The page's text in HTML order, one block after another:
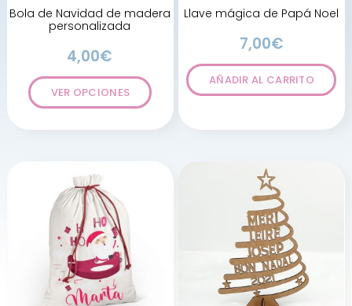
Bola de Navidad de madera
personalizada
4,00€
VER OPCIONES
Llave mágica de Papá Noel
7,00€
AÑADIR AL CARRITO